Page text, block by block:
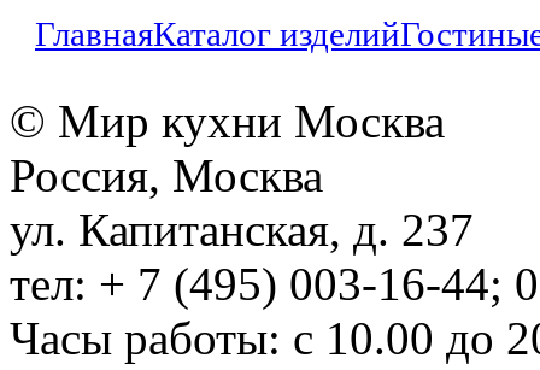
ГлавнаяКаталог изделий
© Мир кухни Москва
Россия, Москва
ул. Капитанская, д. 237
тел: + 7 (495) 003-16-44;
Часы работы: с 10.00 до